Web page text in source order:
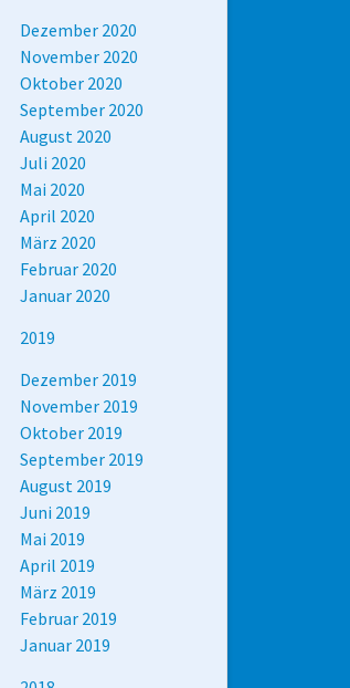
Dezember 2020
November 2020
Oktober 2020
September 2020
August 2020
Juli 2020
Mai 2020
April 2020
März 2020
Februar 2020
Januar 2020
2019
Dezember 2019
November 2019
Oktober 2019
September 2019
August 2019
Juni 2019
Mai 2019
April 2019
März 2019
Februar 2019
Januar 2019